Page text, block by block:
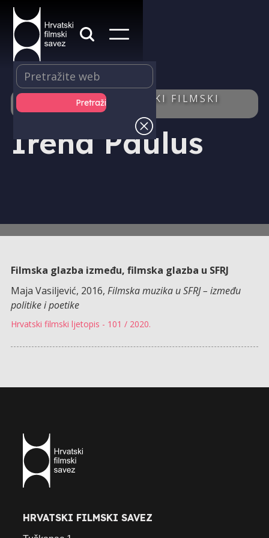
IZDAVAŠTVO - HRVATSKI FILMSKI
LJETOPIS - AUTOR/ICA
Irena Paulus
Filmska glazba između, filmska glazba u SFRJ
Maja Vasiljević, 2016, Filmska muzika u SFRJ – između
politike i poetike
Hrvatski filmski ljetopis - 101 / 2020.
HRVATSKI FILMSKI SAVEZ